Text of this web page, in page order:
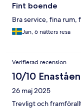
Fint boende
Bra service, fina rum,
Jan, 6 nätters resa
Verifierad recension
10/10
26 maj 2025
Trevligt och